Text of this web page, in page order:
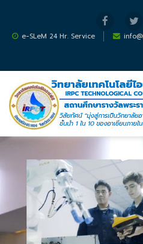
e-SLeM 24 Hr. Service